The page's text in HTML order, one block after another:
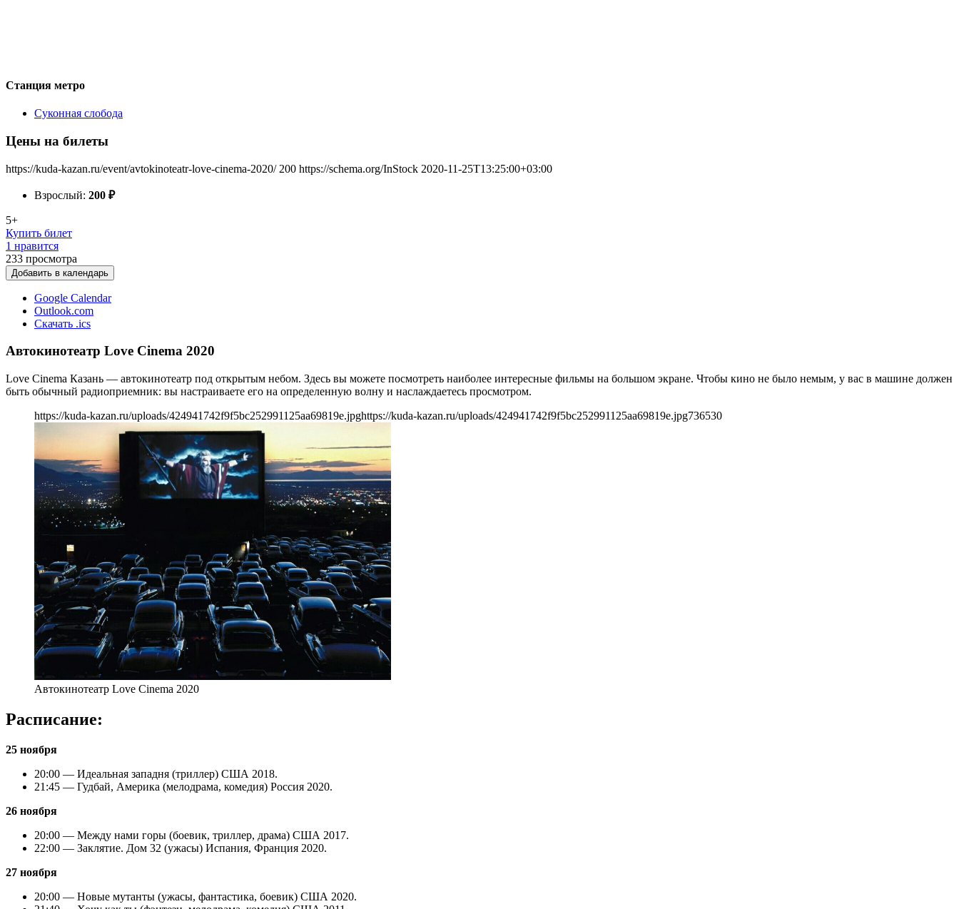
Станция метро
Суконная слобода
Цены на билеты
https://kuda-kazan.ru/event/avtokinoteatr-love-cinema-2020/ 200 https://schema.org/InStock 2020-11-25T13:25:00+03:00
Взрослый: 200 ₽
5+
Купить билет
1 нравится
233 просмотра
Добавить в календарь
Google Calendar
Outlook.com
Скачать .ics
Автокинотеатр Love Cinema 2020
Love Cinema Казань — автокинотеатр под открытым небом. Здесь вы можете посмотреть наиболее интересные фильмы на большом экране. Чтобы кино не было немым, у вас в машине должен
быть обычный радиоприемник: вы настраиваете его на определенную волну и наслаждаетесь просмотром.
https://kuda-kazan.ru/uploads/424941742f9f5bc252991125aa69819e.jpghttps://kuda-kazan.ru/uploads/424941742f9f5bc252991125aa69819e.jpg736530
Автокинотеатр Love Cinema 2020
Расписание:
25 ноября
20:00 — Идеальная западня (триллер) США 2018.
21:45 — Гудбай, Америка (мелодрама, комедия) Россия 2020.
26 ноября
20:00 — Между нами горы (боевик, триллер, драма) США 2017.
22:00 — Заклятие. Дом 32 (ужасы) Испания, Франция 2020.
27 ноября
20:00 — Новые мутанты (ужасы, фантастика, боевик) США 2020.